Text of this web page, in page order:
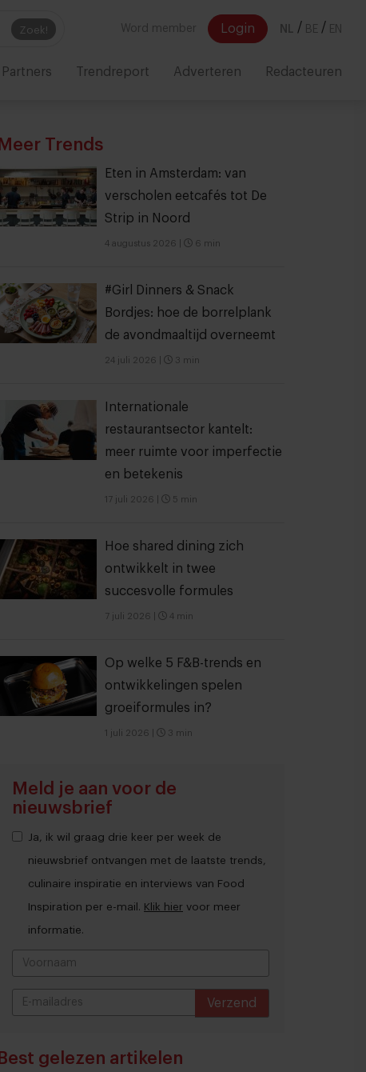
Zoek! Word member Login NL / BE / EN
Partners Trendreport Adverteren Redacteuren
Meer Trends
Eten in Amsterdam: van
verscholen eetcafés tot De
Strip in Noord
4 augustus 2026 6 min
#Girl Dinners & Snack
Bordjes: hoe de borrelplank
de avondmaaltijd overneemt
24 juli 2026 3 min
Internationale
restaurantsector kantelt:
meer ruimte voor imperfectie
en betekenis
17 juli 2026 5 min
Hoe shared dining zich
ontwikkelt in twee
succesvolle formules
7 juli 2026 4 min
Op welke 5 F&B-trends en
ontwikkelingen spelen
groeiformules in?
1 juli 2026 3 min
Meld je aan voor de
nieuwsbrief
Ja, ik wil graag drie keer per week de
nieuwsbrief ontvangen met de laatste trends,
culinaire inspiratie en interviews van Food
Inspiration per e-mail. Klik hier voor meer
informatie.
Verzend
Best gelezen artikelen